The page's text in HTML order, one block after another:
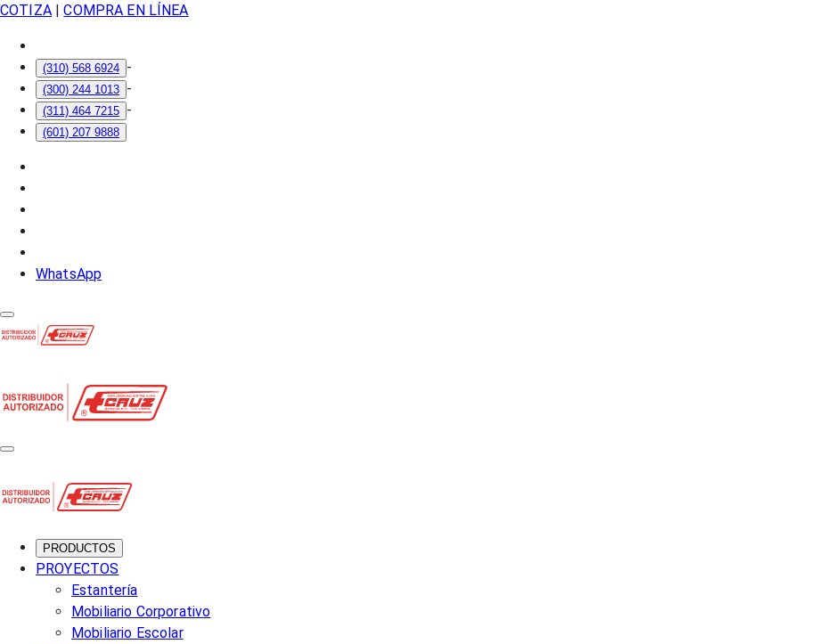
COTIZA| COMPRA EN LÍNEA
(310) 568 6924 -
(300) 244 1013 -
(311) 464 7215 -
(601) 207 9888
WhatsApp
PRODUCTOS
PROYECTOS
Estantería
Mobiliario Corporativo
Mobiliario Escolar